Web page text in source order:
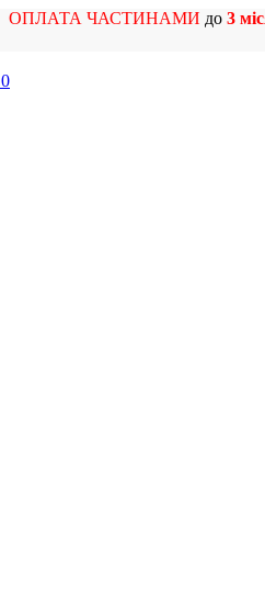
ОПЛАТА ЧАСТИНАМИ до 3
0